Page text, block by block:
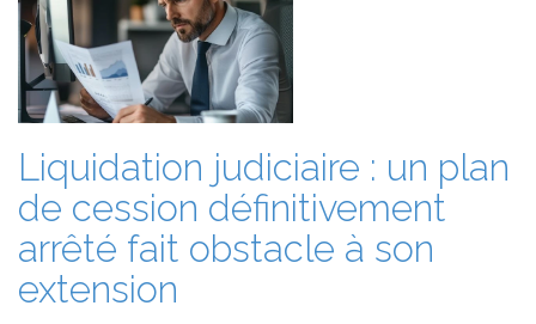
Liquidation judiciaire : un plan
de cession définitivement
arrêté fait obstacle à son
extension